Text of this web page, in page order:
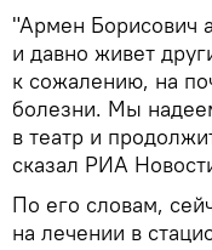
"Армен Борисович
и давно живет
к сожалению, на
болезни. Мы
в театр и
сказал РИА
По его словам,
на лечении в